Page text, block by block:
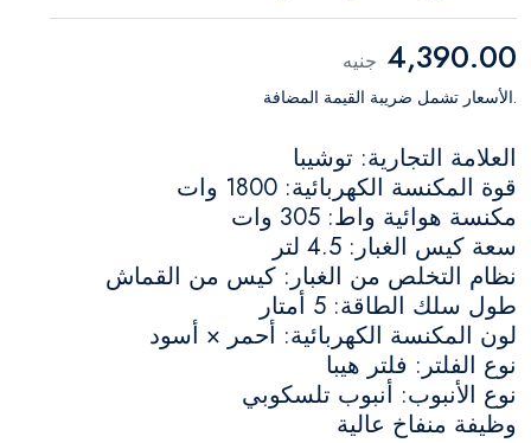
4,390.00 جنيه
.الأسعار تشمل ضريبة القيمة المضافة
العلامة التجارية: توشيبا
قوة المكنسة الكهربائية: 1800 وات
مكنسة هوائية واط: 305 وات
سعة كيس الغبار: 4.5 لتر
نظام التخلص من الغبار: كيس من القماش
طول سلك الطاقة: 5 أمتار
لون المكنسة الكهربائية: أحمر × أسود
نوع الفلتر: فلتر هيبا
نوع الأنبوب: أنبوب تلسكوبي
وظيفة منفاخ عالية